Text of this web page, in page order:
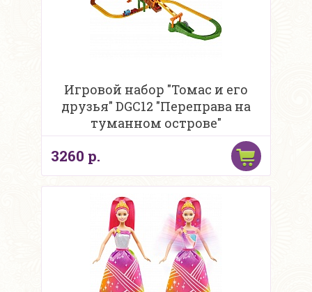
Игровой набор "Томас и его
друзья" DGC12 "Переправа на
туманном острове"
3260 р.